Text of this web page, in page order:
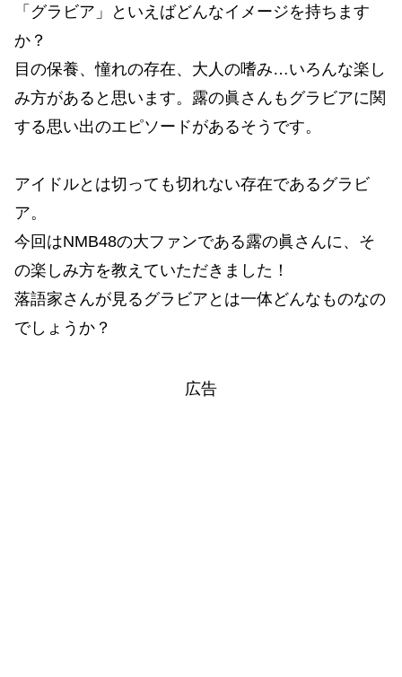
「グラビア」といえばどんなイメージを持ちます
か？
目の保養、憧れの存在、大人の嗜み…いろんな楽し
み方があると思います。露の眞さんもグラビアに関
する思い出のエピソードがあるそうです。
アイドルとは切っても切れない存在であるグラビ
ア。
今回はNMB48の大ファンである露の眞さんに、そ
の楽しみ方を教えていただきました！
落語家さんが見るグラビアとは一体どんなものなの
でしょうか？
広告